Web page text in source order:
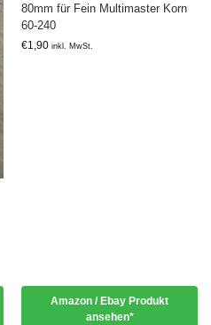
80mm für Fein Multimaster Korn
60-240
€1,90 inkl. MwSt.
Amazon / Ebay Produkt
ansehen*